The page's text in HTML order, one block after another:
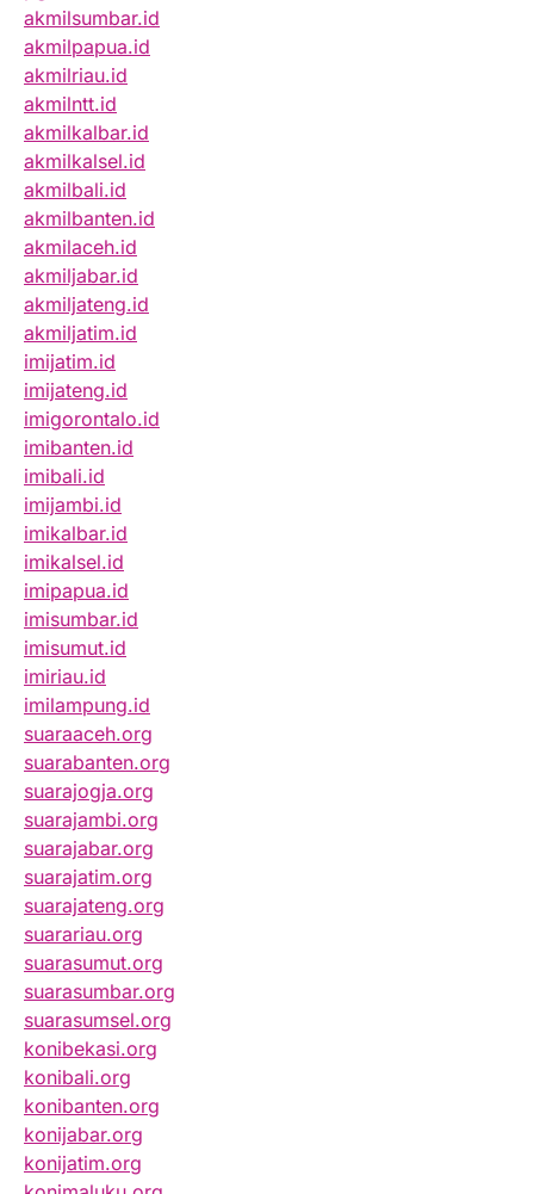
akmilsumbar.id
akmilpapua.id
akmilriau.id
akmilntt.id
akmilkalbar.id
akmilkalsel.id
akmilbali.id
akmilbanten.id
akmilaceh.id
akmiljabar.id
akmiljateng.id
akmiljatim.id
imijatim.id
imijateng.id
imigorontalo.id
imibanten.id
imibali.id
imijambi.id
imikalbar.id
imikalsel.id
imipapua.id
imisumbar.id
imisumut.id
imiriau.id
imilampung.id
suaraaceh.org
suarabanten.org
suarajogja.org
suarajambi.org
suarajabar.org
suarajatim.org
suarajateng.org
suarariau.org
suarasumut.org
suarasumbar.org
suarasumsel.org
konibekasi.org
konibali.org
konibanten.org
konijabar.org
konijatim.org